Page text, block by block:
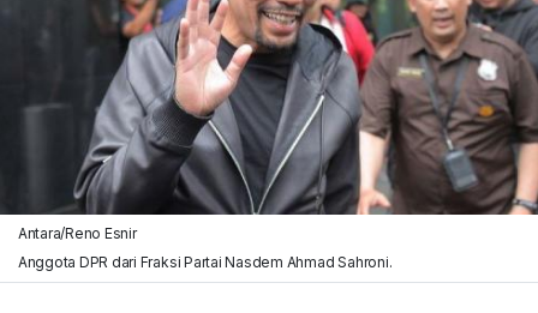
Antara/Reno Esnir
Anggota DPR dari Fraksi Partai Nasdem Ahmad Sahroni.